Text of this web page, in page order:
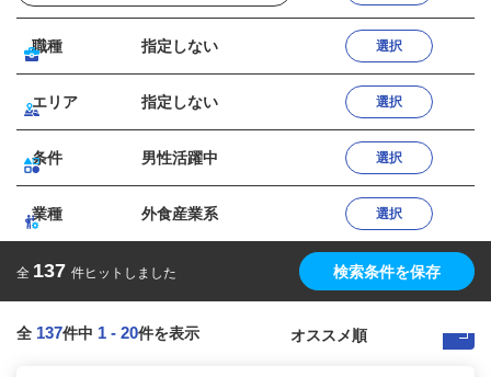
職種 指定しない 選択
エリア 指定しない 選択
条件 男性活躍中 選択
業種 外食産業系 選択
全 137 件ヒットしました 検索条件を保存
全 137件中 1 - 20件を表示